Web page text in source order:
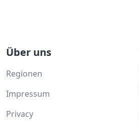
Über uns
Regionen
Impressum
Privacy